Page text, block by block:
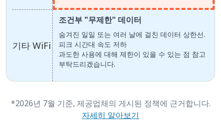
기타 WiFi
조건부 "무제한" 데이터
숨겨진 일일 또는 여러 날에 걸친 데이터 상한선.
피크 시간대 속도 저하
과도한 사용에 대해 제한이 있을 수 있는 점 참고
부탁드리겠습니다.
*2026년 7월 기준, 제공업체의 게시된 정책에 근거합니다.
자세히 알아보기